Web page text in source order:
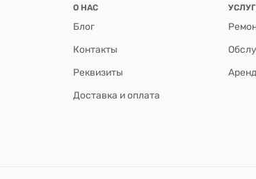
О НАС
Блог
Контакты
Реквизиты
Доставка и оплата